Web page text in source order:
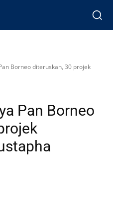
Borneo diteruskan, 30 projek
Pan Borneo